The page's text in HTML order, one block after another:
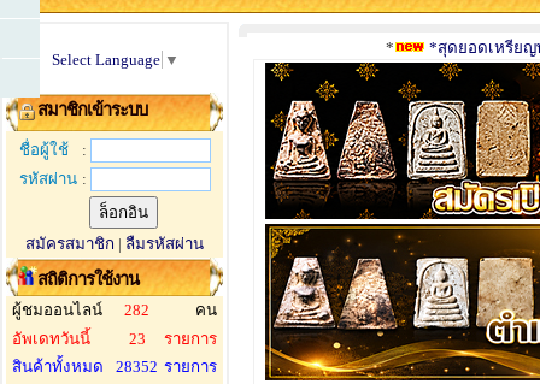
Select Language ▼
สมาชิกเข้าระบบ
ชื่อผู้ใช้
:
รหัสผ่าน :
สมัครสมาชิก | ลืมรหัสผ่าน
สถิติการใช้งาน
ผู้ชมออนไลน์ 282
คน
อัพเดทวันนี้
23
รายการ
สินค้าทั้งหมด
28352 รายการ
* *สุดยอดเหรียญ